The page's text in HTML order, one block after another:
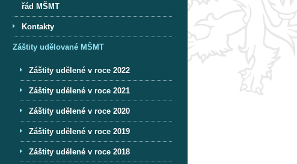
řád MŠMT
Kontakty
Záštity udělované MŠMT
Záštity udělené v roce 2022
Záštity udělené v roce 2021
Záštity udělené v roce 2020
Záštity udělené v roce 2019
Záštity udělené v roce 2018